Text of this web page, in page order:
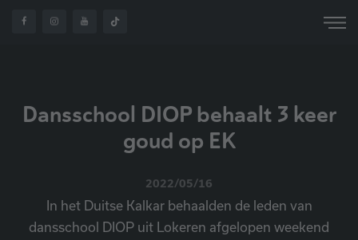
Dansschool DIOP behaalt 3 keer
goud op EK
2022/05/16
In het Duitse Kalkar behaalden de leden van
dansschool DIOP uit Lokeren afgelopen weekend